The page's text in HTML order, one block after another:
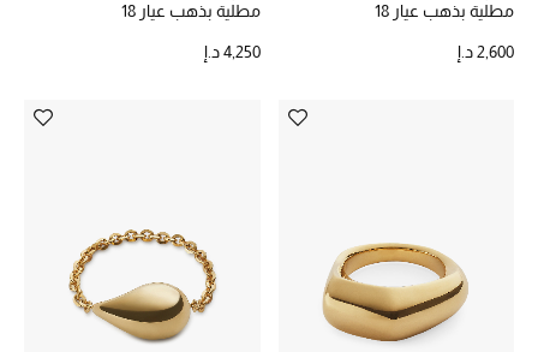
مطلية بذهب عيار 18
2,600 د.إ
مطلية بذهب عيار 18
4,250 د.إ